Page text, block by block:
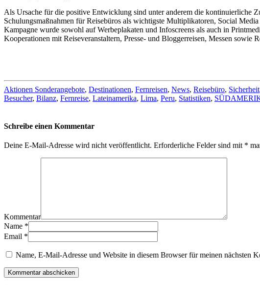
Als Ursache für die positive Entwicklung sind unter anderem die kontinuierliche
Schulungsmaßnahmen für Reisebüros als wichtigste Multiplikatoren, Social
Kampagne wurde sowohl auf Werbeplakaten und Infoscreens als auch in
Kooperationen mit Reiseveranstaltern, Presse- und Bloggerreisen, Messen
Aktionen Sonderangebote, Destinationen, Fernreisen, News, Reisebüro, Sicherheit
Besucher, Bilanz, Fernreise, Lateinamerika, Lima, Peru, Statistiken,
Schreibe einen Kommentar
Deine E-Mail-Adresse wird nicht veröffentlicht. Erforderliche Felder sind mit *
Kommentar
Name *
Email *
Name, E-Mail-Adresse und Website in diesem Browser für meinen nächsten